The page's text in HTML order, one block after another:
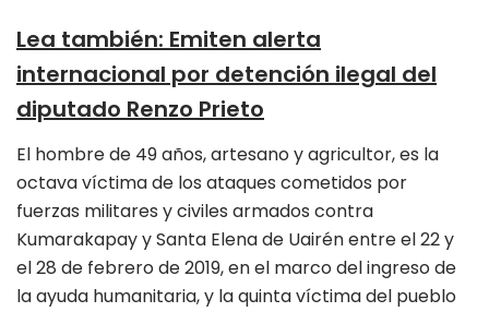
Lea también: Emiten alerta
internacional por detención ilegal del
diputado Renzo Prieto
El hombre de 49 años, artesano y agricultor, es la
octava víctima de los ataques cometidos por
fuerzas militares y civiles armados contra
Kumarakapay y Santa Elena de Uairén entre el 22 y
el 28 de febrero de 2019, en el marco del ingreso de
la ayuda humanitaria, y la quinta víctima del pueblo